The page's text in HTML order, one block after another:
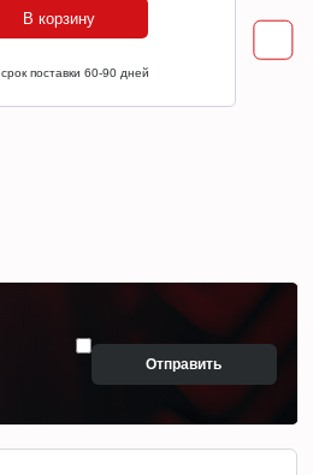
срок поставки 60-90 дней
В корзину
Отправить